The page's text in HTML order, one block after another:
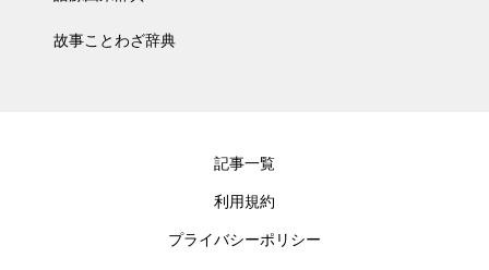
故事ことわざ辞典
記事一覧
利用規約
プライバシーポリシー